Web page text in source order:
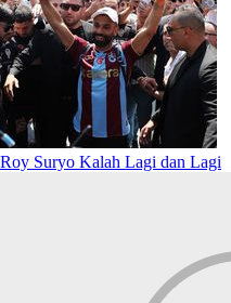
Roy Suryo Kalah Lagi dan Lagi